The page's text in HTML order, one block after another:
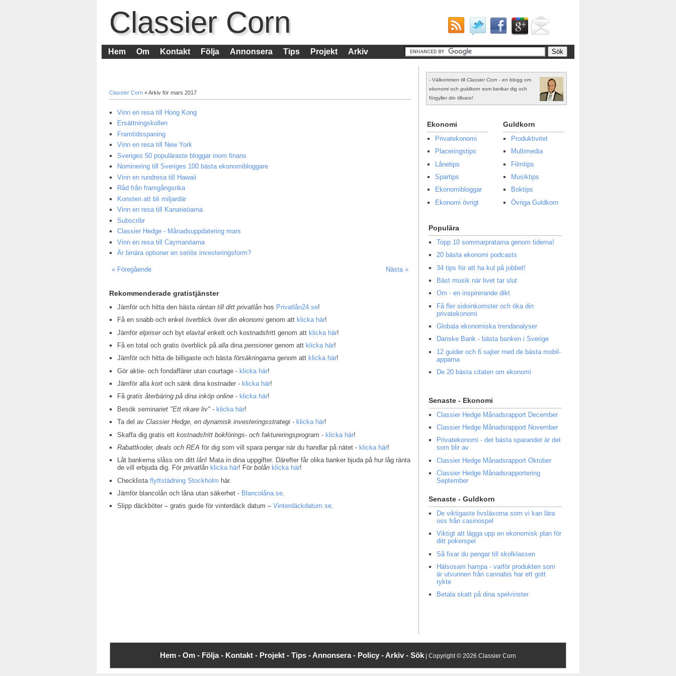
Classier Corn
Hem Om Kontakt Följa Annonsera Tips Projekt Arkiv
Classier Corn » Arkiv för mars 2017
Vinn en resa till Hong Kong
Ersättningskollen
Framtidsspaning
Vinn en resa till New York
Sveriges 50 populäraste bloggar inom finans
Nominering till Sveriges 100 bästa ekonomibloggare
Vinn en rundresa till Hawaii
Råd från framgångsrika
Konsten att bli miljardär
Vinn en resa till Kanarieöarna
Subscribr
Classier Hedge - Månadsuppdatering mars
Vinn en resa till Caymanöarna
Är binära optioner en seriös investeringsform?
« Föregående Nästa »
Rekommenderade gratistjänster
Jämför och hitta den bästaräntan till ditt privatlån hos Privatlån24.se!
Få en snabb och enkel överblick överdin ekonomi genom att klicka här!
Jämförelpriseroch bytelavtal enkelt och kostnadsfritt genom att klicka här!
Få en total och gratis överblick påalla dinapensionergenom att klicka här!
Jämför och hitta de billigaste och bästaförsäkringarna genom att klicka här!
Gör aktie- och fondaffärer utan courtage - klicka här!
Jämför allakort och sänk dina kostnader - klicka här!
Fågratis återbäring på dina inköp online - klicka här!
Besökseminariet "Ett rikare liv" - klicka här!
Ta del avClassier Hedge, en dynamisk investeringsstrategi - klicka här!
Skaffa dig gratis ettkostnadsfritt bokförings- och faktureringsprogram - klicka här!
Rabattkoder, deals och REA för dig som vill spara pengar när du handlar på nätet - klicka här!
Låt bankerna slåss om dittlån! Mata in dina uppgifter. Därefter får olika banker bjuda på hur låg ränta
de vill erbjuda dig. Förprivatlån klicka här! Förbolån klicka här!
Checklistaflyttstädning Stockholm här.
Jämför blancolån och låna utan säkerhet - Blancolåna.se.
Slipp däckböter – gratis guide för vinterdäck datum –Vinterdäckdatum.se.
- Välkommen till Classier Corn - en blogg om
ekonomioch guldkorn som berikar dig och
förgyller din tillvaro!
Ekonomi
Privatekonomi
Placeringstips
Lånetips
Spartips
Ekonomibloggar
Ekonomi övrigt
Guldkorn
Produktivitet
Multimedia
Filmtips
Musiktips
Boktips
Övriga Guldkorn
Populära
Topp 10 sommarpratarna genom tiderna!
20 bästa ekonomi podcasts
34 tips för att ha kul på jobbet!
Bäst musik när livet tar slut
Om - en inspirerande dikt
Få fler sidoinkomster och öka din
privatekonomi
Globala ekonomiska trendanalyser
Danske Bank - bästa banken i Sverige
12 guider och 6 sajter med de bästa mobil-
apparna
De 20 bästa citaten om ekonomi
Senaste - Ekonomi
Classier Hedge Månadsrapport December
Classier Hedge Månadsrapport November
Privatekonomi - det bästa sparandet är det
som blir av
Classier Hedge Månadsrapport Oktober
Classier Hedge Månadsrapportering
September
Senaste - Guldkorn
De viktigaste livsläxorna som vi kan lära
oss från casinospel
Viktigt att lägga upp en ekonomisk plan för
ditt pokerspel
Så fixar du pengar till skolklassen
Hälsosam hampa - varför produkten som
är utvunnen från cannabis har ett gott
rykte
Betala skatt på dina spelvinster
Hem - Om - Följa - Kontakt - Projekt - Tips -Annonsera - Policy -Arkiv - Sök | Copyright © 2026 Classier Corn